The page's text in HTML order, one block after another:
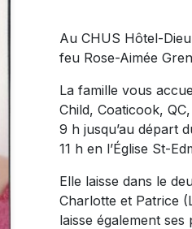
Au CHUS Hôtel-
feu Rose-Aimée
La famille vous
Child, Coaticook,
9 h jusqu’au départ
11 h en l’Église St-
Elle laisse dans le
Charlotte et Patrice
laisse également